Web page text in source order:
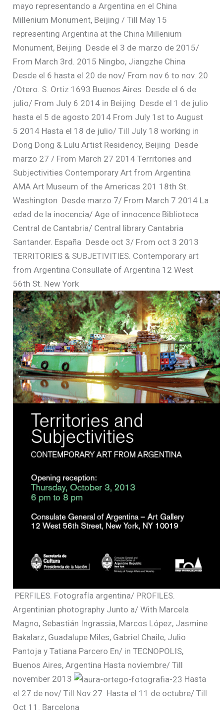
mayo representando a Argentina en el China
Millenium Monument, Beijing / Till May 15
representing Argentina at the China Millenium
Monument, Beijing Desde el 3 de marzo de 2015/
From March 3rd. 2015 Ningbo, Jiangzhe China
Desde el 6 hasta el 20 de nov/ From nov 6 to nov. 20
/Otero. S. Ortiz 1693 Buenos Aires Desde el 6 de
julio/ From July 6 2014 in Beijing Desde el 1 de julio
hasta el 5 de agosto 2014 From July 1st to August
5 2014 Hasta el 18 de julio/ Till July 18 working in
Dong Dong & Lulu Artist Residency, Beijing Desde
marzo 27 / From March 27 2014 Territories and
Subjectivities Contemporary Art from Argentina
AMA Art Museum of the Americas 201 18th St.
Washington Desde marzo 7/ From March 7 2014 La
edad de la inocencia/ Age of innocence Biblioteca
Central de Cantabria/ Central library Cantabria
Santander. España Desde oct 3/ From oct 3 2013
TERRITORIES & SUBJETIVITIES. Contemporary art
from Argentina Consullate of Argentina 12 West
56th St. New York
PERFILES. Fotografía argentina/ PROFILES.
Argentinian photography Junto a/ With Marcela
Magno, Sebastián Ingrassia, Marcos López, Jasmine
Bakalarz, Guadalupe Miles, Gabriel Chaile, Julio
Pantoja y Tatiana Parcero En/ in TECNOPOLIS,
Buenos Aires, Argentina Hasta noviembre/ Till
november 2013
Hasta
el 27 de nov/ Till Nov 27 Hasta el 11 de octubre/ Till
Oct 11. Barcelona